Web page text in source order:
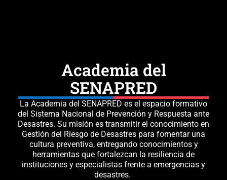
Academia del
SENAPRED
La Academia del SENAPRED es el espacio formativo
del Sistema Nacional de Prevención y Respuesta ante
Desastres. Su misión es transmitir el conocimiento en
Gestión del Riesgo de Desastres para fomentar una
cultura preventiva, entregando conocimientos y
herramientas que fortalezcan la resiliencia de
instituciones y especialistas frente a emergencias y
desastres.